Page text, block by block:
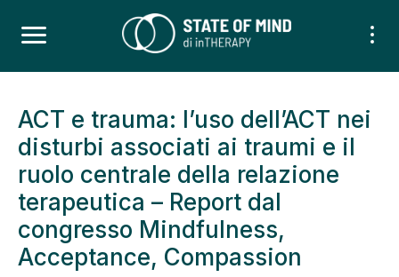
ACT e trauma: l’uso dell’ACT nei
disturbi associati ai traumi e il
ruolo centrale della relazione
terapeutica – Report dal
congresso Mindfulness,
Acceptance, Compassion